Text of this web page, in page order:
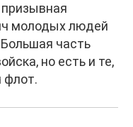
молодых людей
часть
но есть и те,
флот.